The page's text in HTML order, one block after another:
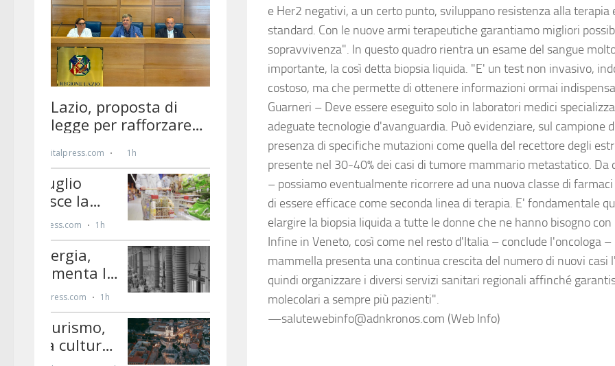
e Her2 negativi, a un certo punto, sviluppano resistenza alla terapia
standard. Con le nuove armi terapeutiche garantiamo migliori
sopravvivenza". In questo quadro rientra un esame del sangue
importante, la così detta biopsia liquida. "E' un test non invasivo,
costoso, ma che permette di ottenere informazioni ormai
Guarneri – Deve essere eseguito solo in laboratori medici
adeguate tecnologie d'avanguardia. Può evidenziare, sul campione
presenza di specifiche mutazioni come quella del recettore degli
presente nel 30-40% dei casi di tumore mammario metastatico. Da
– possiamo eventualmente ricorrere ad una nuova classe di
di essere efficace come seconda linea di terapia. E' fondamentale
elargire la biopsia liquida a tutte le donne che ne hanno bisogno
Infine in Veneto, così come nel resto d'Italia – conclude l'oncologa –
mammella presenta una continua crescita del numero di nuovi casi
quindi organizzare i diversi servizi sanitari regionali affinché
molecolari a sempre più pazienti".
—salutewebinfo@adnkronos.com (Web Info)